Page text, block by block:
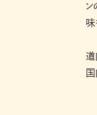
ン
味
道